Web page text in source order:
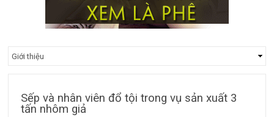
Sếp và nhân viên đổ tội trong vụ sản xuất 3
tấn nhôm giả